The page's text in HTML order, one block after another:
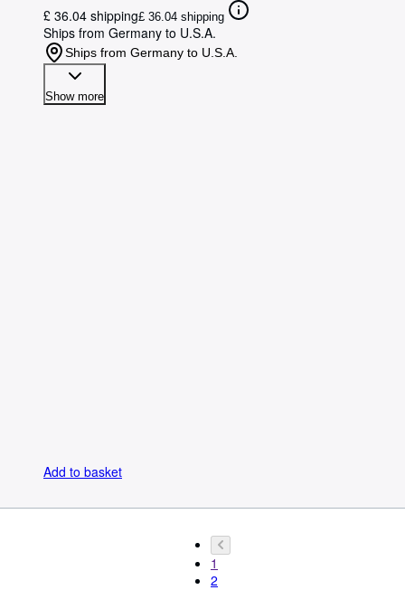
£ 36.04 shipping£ 36.04 shipping
Ships from Germany to U.S.A.
Ships from Germany to U.S.A.
Show more
Add to basket
1
2